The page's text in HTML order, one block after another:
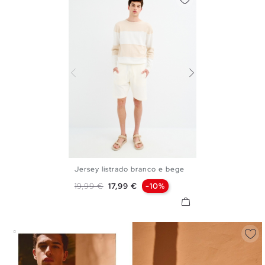
S M L XL
Jersey listrado branco e bege
Preço normal
19,99 € Preço
17,99 € -10%